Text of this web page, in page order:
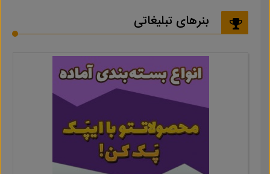
بنرهای تبلیغاتی